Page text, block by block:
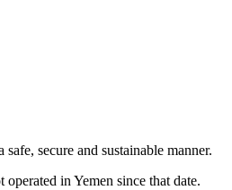
secure and sustainable manner.
in Yemen since that date.